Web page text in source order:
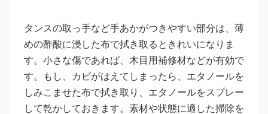
タンスの取っ手など手あかがつきやすい部分は、薄
めの酢酸に浸した布で拭き取るときれいになりま
す。小さな傷であれば、木目用補修材などが有効で
す。もし、カビがはえてしまったら、エタノールを
しみこませた布で拭き取り、エタノールをスプレー
して乾かしておきます。素材や状態に適した掃除を